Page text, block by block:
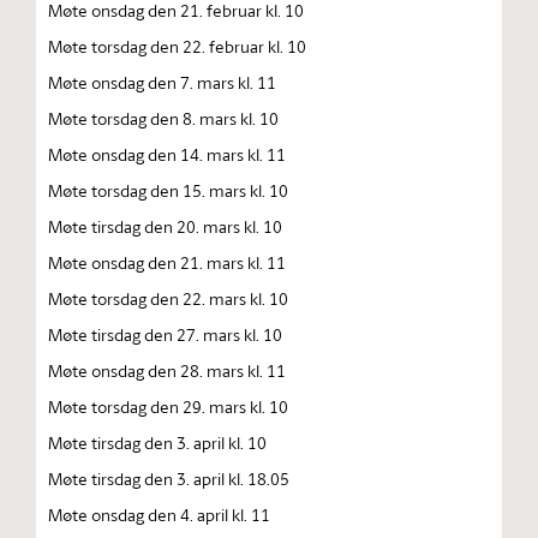
Møte onsdag den 21. februar kl. 10
Møte torsdag den 22. februar kl. 10
Møte onsdag den 7. mars kl. 11
Møte torsdag den 8. mars kl. 10
Møte onsdag den 14. mars kl. 11
Møte torsdag den 15. mars kl. 10
Møte tirsdag den 20. mars kl. 10
Møte onsdag den 21. mars kl. 11
Møte torsdag den 22. mars kl. 10
Møte tirsdag den 27. mars kl. 10
Møte onsdag den 28. mars kl. 11
Møte torsdag den 29. mars kl. 10
Møte tirsdag den 3. april kl. 10
Møte tirsdag den 3. april kl. 18.05
Møte onsdag den 4. april kl. 11